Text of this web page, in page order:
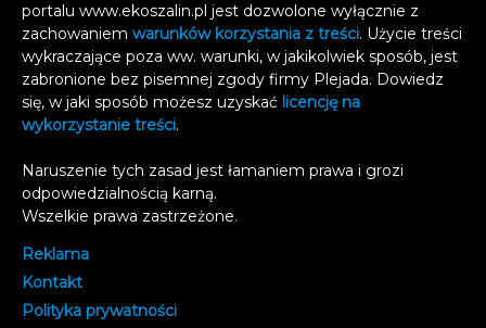
portalu www.ekoszalin.pl jest dozwolone wyłącznie z
zachowaniem warunków korzystania z treści. Użycie treści
wykraczające poza ww. warunki, w jakikolwiek sposób, jest
zabronione bez pisemnej zgody firmy Plejada. Dowiedz
się, w jaki sposób możesz uzyskać licencję na
wykorzystanie treści.
Naruszenie tych zasad jest łamaniem prawa i grozi
odpowiedzialnością karną.
Wszelkie prawa zastrzeżone.
Reklama
Kontakt
Polityka prywatności